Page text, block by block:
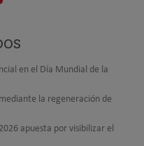
en el Día Mundial de la
la regeneración de
apuesta por visibilizar el